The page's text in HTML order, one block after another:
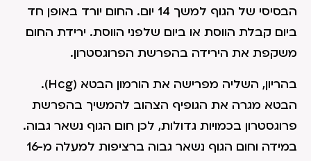
הבסיסי של הגוף למשך 14 יום. החום יורד באופן חד
ביום קבלת הווסת או ביום שלפני הווסת. ירידת החום
משקפת את הירידה בהפרשת הפרוגסטרון.
בהריון, השליה מפרישה את הורמון הבטא (Hcg).
הבטא מגרה את הגופיף הצהוב להמשיך בהפרשת
פרוגסטרון בכמויות גדולות, לכן חום הגוף נשאר גבוה.
במידה וחום הגוף נשאר גבוה ברציפות למעלה מ-16